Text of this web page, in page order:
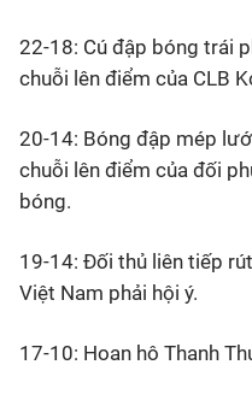
22-18: Cú đập bóng trái
chuỗi lên điểm của CLB
20-14: Bóng đập mép
chuỗi lên điểm của đối
bóng.
19-14: Đối thủ liên tiếp
Việt Nam phải hội ý.
17-10: Hoan hô Thanh